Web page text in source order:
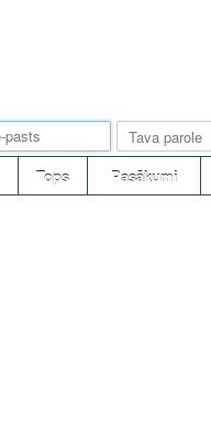
Tops Pasākumi